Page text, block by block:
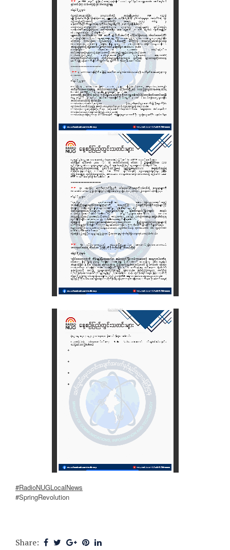
#RadioNUGLocalNews
#SpringRevolution
Share: